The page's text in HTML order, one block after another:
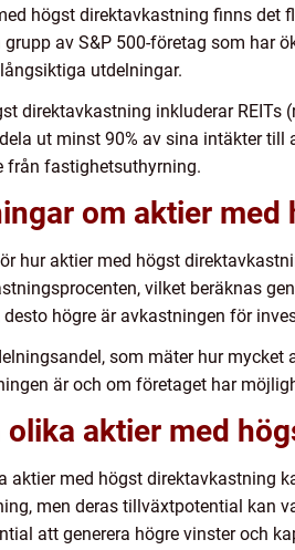
högst direktavkastning finns
av S&P 500-företag som har
utdelningar.
direktavkastning inkluderar
ut minst 90% av sina intäkter
från fastighetsuthyrning.
om aktier
hur aktier med högst
vilket beräknas
högre är avkastningen för
som mäter hur
är och om företaget har
aktier med
aktier med högst direktavkastning
men deras tillväxtpotential kan
att generera högre vinster och